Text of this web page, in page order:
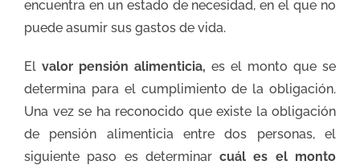
encuentra en un estado de necesidad, en el que no
puede asumir sus gastos de vida.
El valor pensión alimenticia, es el monto que se
determina para el cumplimiento de la obligación.
Una vez se ha reconocido que existe la obligación
de pensión alimenticia entre dos personas, el
siguiente paso es determinarcuál es el monto